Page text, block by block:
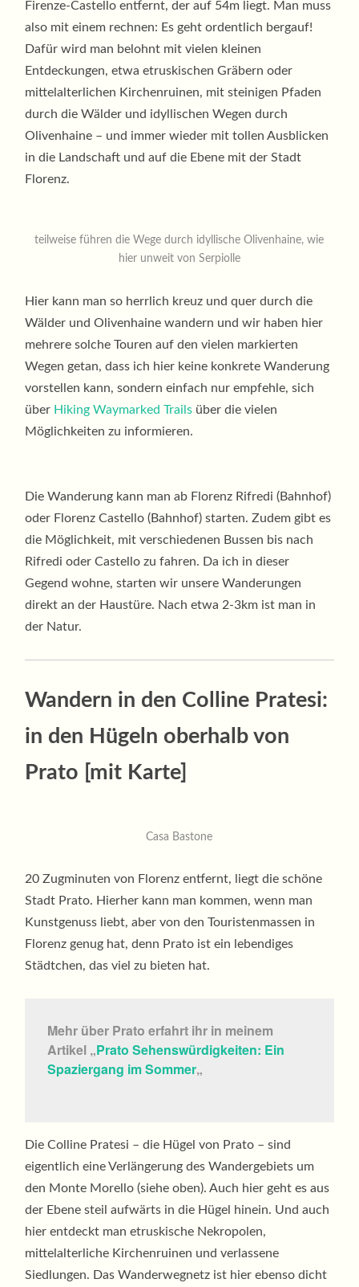
Firenze-Castello entfernt, der auf 54m liegt. Man muss
also mit einem rechnen: Es geht ordentlich bergauf!
Dafür wird man belohnt mit vielen kleinen
Entdeckungen, etwa etruskischen Gräbern oder
mittelalterlichen Kirchenruinen, mit steinigen Pfaden
durch die Wälder und idyllischen Wegen durch
Olivenhaine – und immer wieder mit tollen Ausblicken
in die Landschaft und auf die Ebene mit der Stadt
Florenz.
teilweise führen die Wege durch idyllische Olivenhaine, wie
hier unweit von Serpiolle
Hier kann man so herrlich kreuz und quer durch die
Wälder und Olivenhaine wandern und wir haben hier
mehrere solche Touren auf den vielen markierten
Wegen getan, dass ich hier keine konkrete Wanderung
vorstellen kann, sondern einfach nur empfehle, sich
über Hiking Waymarked Trails über die vielen
Möglichkeiten zu informieren.
Die Wanderung kann man ab Florenz Rifredi (Bahnhof)
oder Florenz Castello (Bahnhof) starten. Zudem gibt es
die Möglichkeit, mit verschiedenen Bussen bis nach
Rifredi oder Castello zu fahren. Da ich in dieser
Gegend wohne, starten wir unsere Wanderungen
direkt an der Haustüre. Nach etwa 2-3km ist man in
der Natur.
Wandern in den Colline Pratesi:
in den Hügeln oberhalb von
Prato [mit Karte]
Casa Bastone
20 Zugminuten von Florenz entfernt, liegt die schöne
Stadt Prato. Hierher kann man kommen, wenn man
Kunstgenuss liebt, aber von den Touristenmassen in
Florenz genug hat, denn Prato ist ein lebendiges
Städtchen, das viel zu bieten hat.
Mehr über Prato erfahrt ihr in meinem
Artikel „Prato Sehenswürdigkeiten: Ein
Spaziergang im Sommer„
Die Colline Pratesi – die Hügel von Prato – sind
eigentlich eine Verlängerung des Wandergebiets um
den Monte Morello (siehe oben). Auch hier geht es aus
der Ebene steil aufwärts in die Hügel hinein. Und auch
hier entdeckt man etruskische Nekropolen,
mittelalterliche Kirchenruinen und verlassene
Siedlungen. Das Wanderwegnetz ist hier ebenso dicht